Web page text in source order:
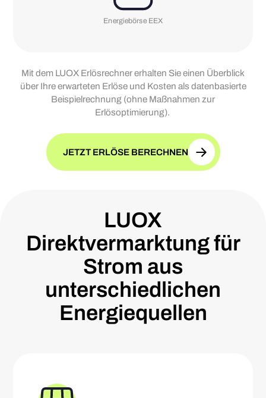
Energiebörse EEX
Mit dem LUOX Erlösrechner erhalten Sie einen Überblick
über Ihre erwarteten Erlöse und Kosten als datenbasierte
Beispielrechnung (ohne Maßnahmen zur
Erlösoptimierung).
JETZT ERLÖSE BERECHNEN
LUOX
Direktvermarktung für
Strom aus
unterschiedlichen
Energiequellen